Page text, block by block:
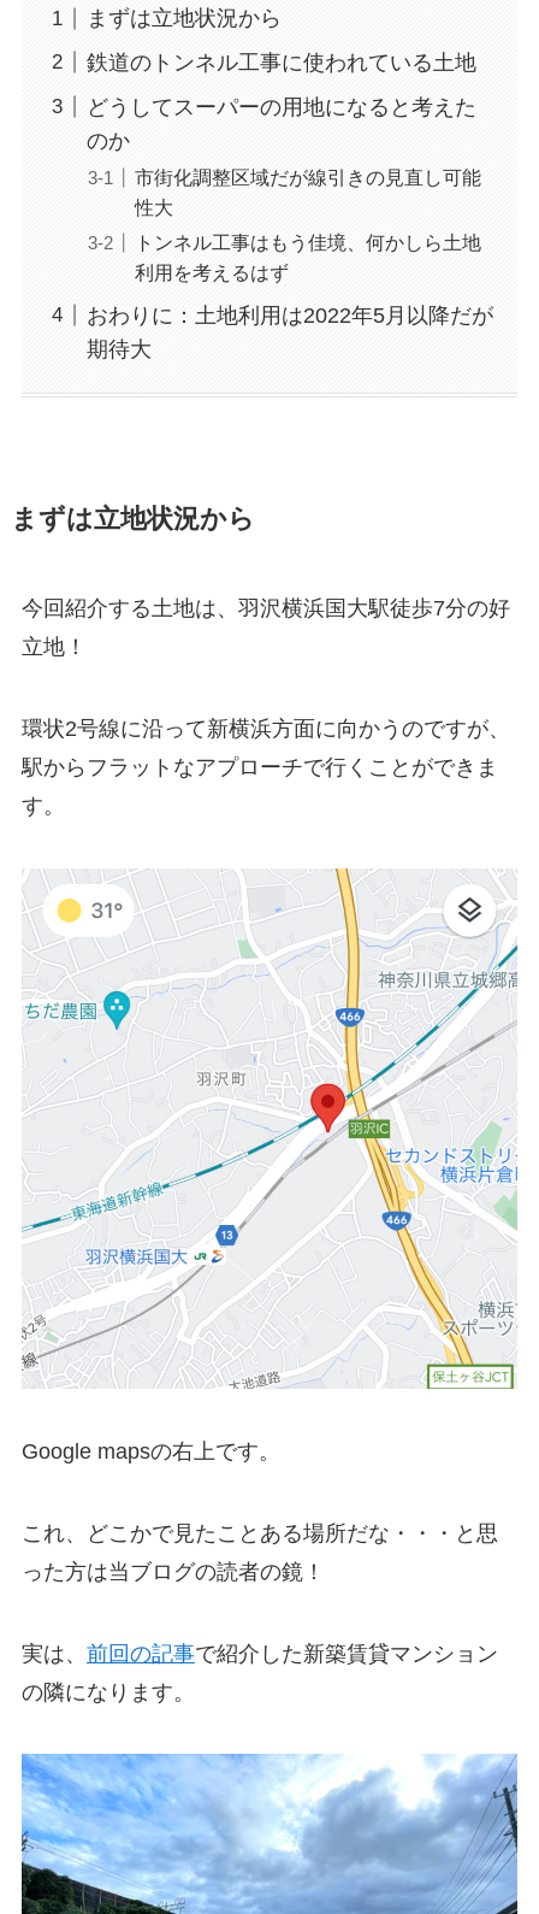
まずは立地状況から
鉄道のトンネル工事に使われている土地
どうしてスーパーの用地になると考えた
のか
市街化調整区域だが線引きの見直し可能
性大
トンネル工事はもう佳境、何かしら土地
利用を考えるはず
おわりに：土地利用は2022年5月以降だが
期待大
まずは立地状況から
今回紹介する土地は、 羽沢横浜国大駅徒歩7分の好
立地！
環状2号線に沿って新横浜方面に向かうのですが、
駅からフラットなアプローチで行くことができま
す。
Google mapsの右上です。
これ、どこかで見たことある場所だな・・・と思
った方は当ブログの読者の鏡！
実は、 前回の記事で紹介した新築賃貸マンション
の隣になります。